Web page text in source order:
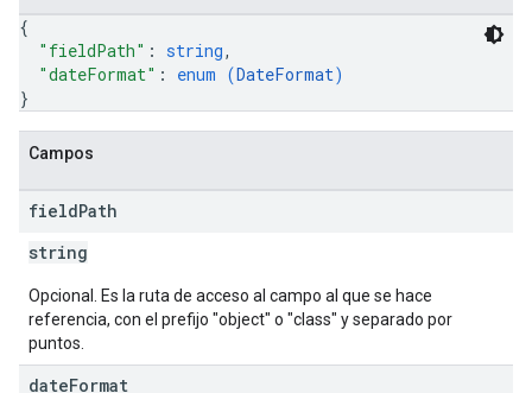
{
"fieldPath" : string,
"dateFormat" : enum (DateFormat)
}
Campos
fieldPath
string
Opcional. Es la ruta de acceso al campo al que se hace
referencia, con el prefijo "object" o "class" y separado por
puntos.
dateFormat